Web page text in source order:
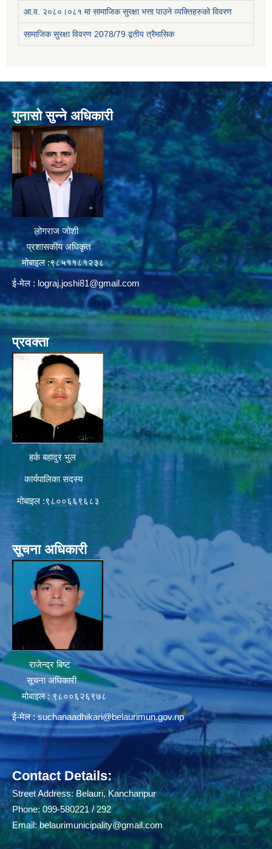
आ.व. २०८०।०८१ मा सामाजिक सुरक्षा भत्ता पाउने व्यक्तिहरुको विवरण
सामाजिक सुरक्षा विवरण 2078/79 द्वतीय त्रैमासिक
गुनासो सुन्ने अधिकारी
लोगराज जोशी
प्रशासकीय अधिकृत
मोबाइल :९८५११८१२३८
ई-मेल : lograj.joshi81@gmail.com
प्रवक्ता
हर्क बहादुर भुल
कार्यपालिका सदस्य
मोबाइल :९८००६६९६८३
सूचना अधिकारी
राजेन्द्र बिष्ट
सूचना अधिकारी
मोबाइल : ९८००६२६९७८
ई-मेल :suchanaadhikari@belaurimun.gov.np
Contact Details:
Street Address: Belauri, Kanchanpur
Phone: 099-580221 / 292
Email:belaurimunicipality@gmail.com